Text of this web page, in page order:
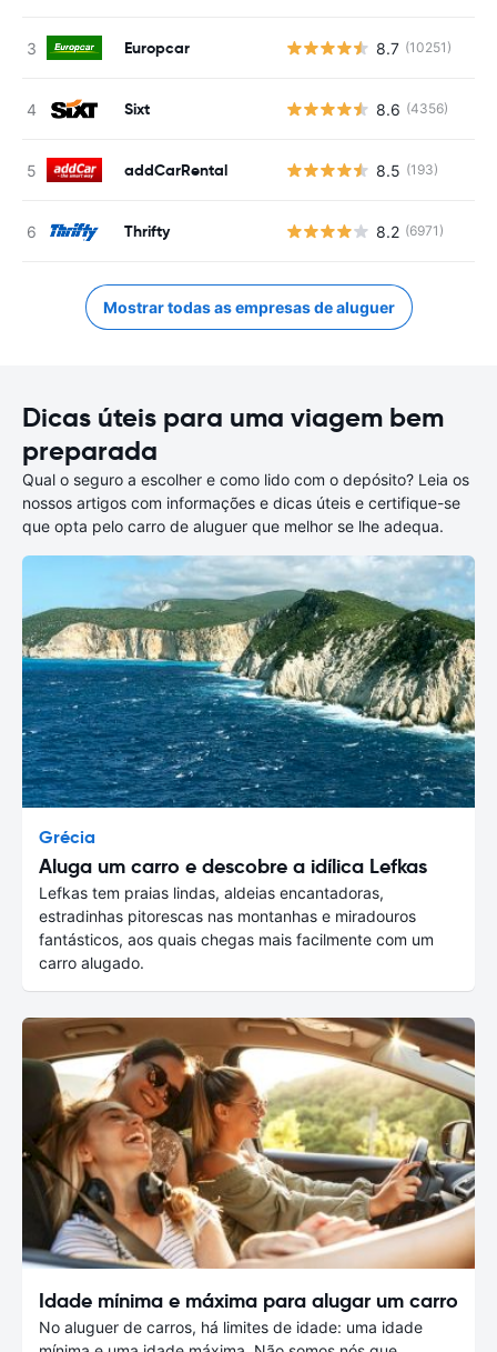
Europcar 8.7 (10251)
Sixt 8.6 (4356)
addCarRental 8.5 (193)
Thrifty 8.2 (6971)
Mostrar todas as empresas de aluguer
Dicas úteis para uma viagem bem
preparada
Qual o seguro a escolher e como lido com o depósito? Leia os
nossos artigos com informações e dicas úteis e certifique-se
que opta pelo carro de aluguer que melhor se lhe adequa.
Grécia
Aluga um carro e descobre a idílica Lefkas
Lefkas tem praias lindas, aldeias encantadoras,
estradinhas pitorescas nas montanhas e miradouros
fantásticos, aos quais chegas mais facilmente com um
carro alugado.
Idade mínima e máxima para alugar um carro
No aluguer de carros, há limites de idade: uma idade